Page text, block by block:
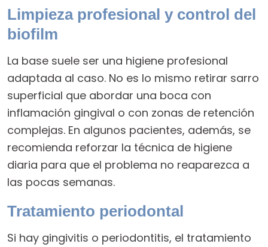
Limpieza profesional y control del
biofilm
La base suele ser una higiene profesional
adaptada al caso. No es lo mismo retirar sarro
superficial que abordar una boca con
inflamación gingival o con zonas de retención
complejas. En algunos pacientes, además, se
recomienda reforzar la técnica de higiene
diaria para que el problema no reaparezca a
las pocas semanas.
Tratamiento periodontal
Si hay gingivitis o periodontitis, el tratamiento